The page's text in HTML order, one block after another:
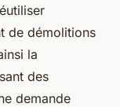
de démolitions
la
des
demande